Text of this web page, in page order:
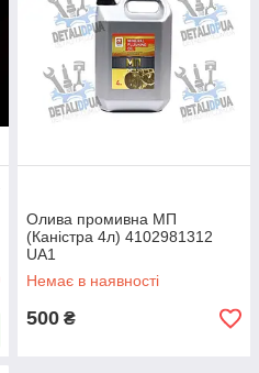
Олива промивна МП
(Канiстра 4л) 4102981312
UA1
Немає в наявності
500 ₴